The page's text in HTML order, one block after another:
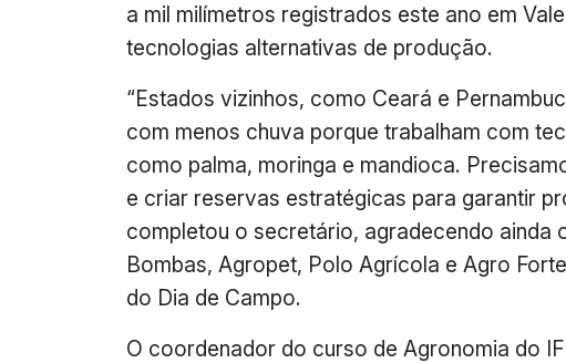
a mil milímetros registrados este ano em
tecnologias alternativas de produção.
“Estados vizinhos, como Ceará e
com menos chuva porque trabalham com
como palma, moringa e mandioca.
e criar reservas estratégicas para garantir
completou o secretário, agradecendo ainda
Bombas, Agropet, Polo Agrícola e Agro
do Dia de Campo.
O coordenador do curso de Agronomia do